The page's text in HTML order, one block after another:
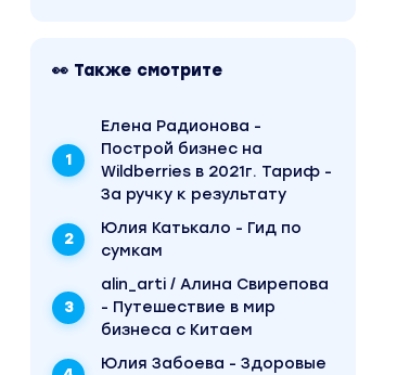
👀 Также смотрите
Елена Радионова -
Построй бизнес на
Wildberries в 2021г. Тариф -
За ручку к результату
Юлия Катькало - Гид по
сумкам
alin_arti / Алина Свирепова
- Путешествие в мир
бизнеса с Китаем
Юлия Забоева - Здоровые